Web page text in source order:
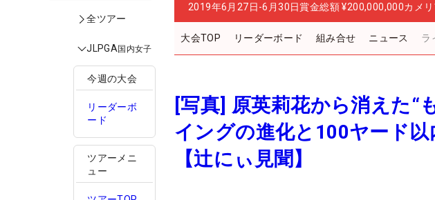
全ツアー
JLPGA国内女子
今週の大会
リーダーボ
ード
ツアーメニ
ュー
2019年6月27日-6月30日賞金総額 ¥200,000,000カメ
大会TOP リーダーボード 組み合せ ニュース ラ
[写真] 原英莉花から消えた
イングの進化と100ヤード以
【辻にぃ見聞】